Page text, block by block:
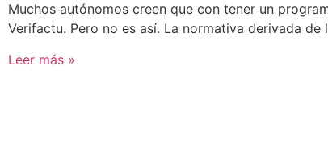
Muchos autónomos creen que con tener un
Verifactu. Pero no es así. La normativa derivada de
Leer más »